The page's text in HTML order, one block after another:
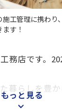
工管理に携わり
す！
務店です。
暮らしを豊
もっと見る